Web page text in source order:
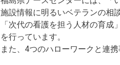
施設情報に明るいベテランの相
「次代の看護を担う人材の育
を行っています。
また、4つのハローワークと連